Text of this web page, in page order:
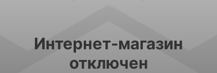
Интернет-магазин
отключен